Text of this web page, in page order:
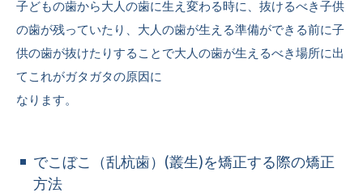
子どもの歯から大人の歯に生え変わる時に、抜けるべき子供
の歯が残っていたり、大人の歯が生える準備ができる前に子
供の歯が抜けたりすることで大人の歯が生えるべき場所に出
てこれがガタガタの原因に
なります。
でこぼこ（乱杭歯）(叢生)を矯正する際の矯正
方法